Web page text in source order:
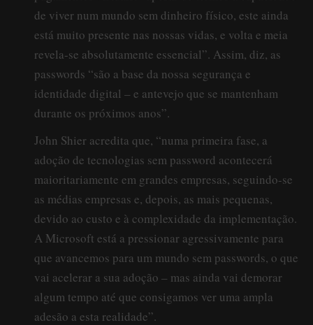
de viver num mundo sem dinheiro físico, este ainda
está muito presente nas nossas vidas, e volta e meia
revela-se absolutamente essencial”. Assim, diz, as
passwords “são a base da nossa segurança e
identidade digital – e antevejo que se mantenham
durante os próximos anos”.
John Shier acredita que, “numa primeira fase, a
adoção de tecnologias sem password acontecerá
maioritariamente em grandes empresas, seguindo-se
as médias empresas e, depois, as mais pequenas,
devido ao custo e à complexidade da implementação.
A Microsoft está a pressionar agressivamente para
que avancemos para um mundo sem passwords, o que
vai acelerar a sua adoção – mas ainda vai demorar
algum tempo até que consigamos ver uma ampla
adesão a esta realidade”.